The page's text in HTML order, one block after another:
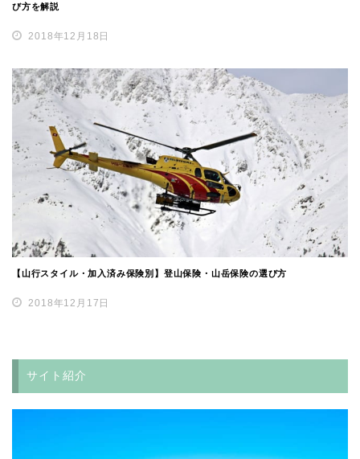
び方を解説
2018年12月18日
【山行スタイル・加入済み保険別】登山保険・山岳保険の選び方
2018年12月17日
サイト紹介